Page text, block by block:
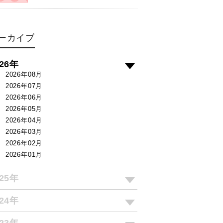
カイブ
年
2026年08月
2026年07月
2026年06月
2026年05月
2026年04月
2026年03月
2026年02月
2026年01月
年
年